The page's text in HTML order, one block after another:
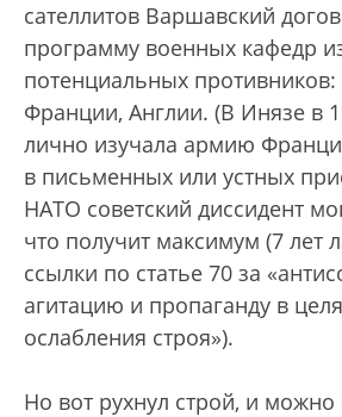
сателлитов Варшавский
программу военных кафедр
потенциальных
Франции, Англии. (В Инязе в
лично изучала армию
в письменных или устных
НАТО советский диссидент
что получит максимум (7 лет
ссылки по статье 70 за
агитацию и пропаганду в
ослабления строя»).
Но вот рухнул строй, и можно